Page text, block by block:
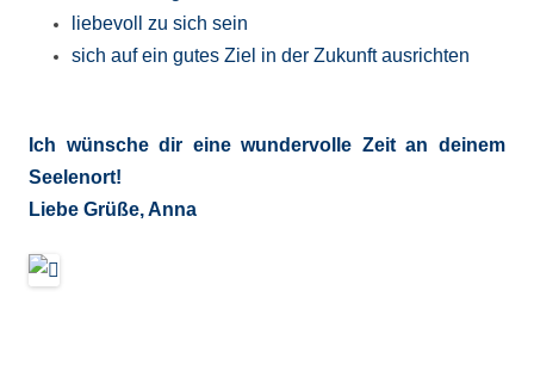
liebevoll zu sich sein
sich auf ein gutes Ziel in der Zukunft ausrichten
Ich wünsche dir eine wundervolle Zeit an deinem
Seelenort!
Liebe Grüße, Anna